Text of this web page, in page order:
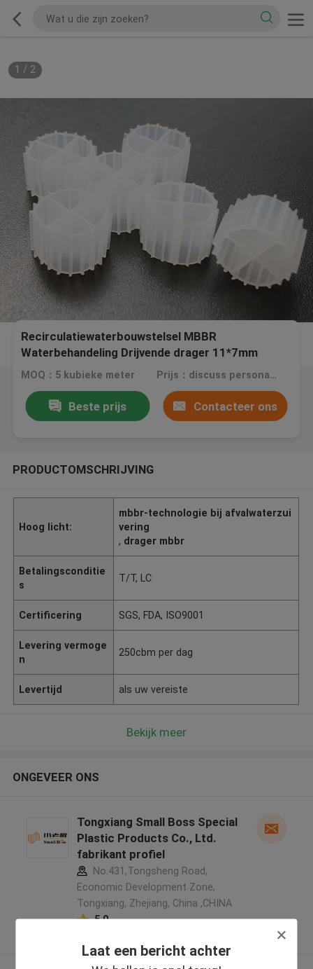
Laat een bericht achter
1 / 2
Recirculatiewaterbouwstelsel MBBR
Waterbehandeling Drijvende drager 11*7mm
MOQ：5 kubieke meter Prijs：discuss personally
Beste prijs Contacteer ons
PRODUCTOMSCHRIJVING
Hoog licht:
mbbr-technologie bij afvalwaterzui
vering
, drager mbbr
Betalingsconditie
s
T/T, LC
Certificering SGS, FDA, ISO9001
Levering vermoge
n
250cbm per dag
Levertijd als uw vereiste
Bekijk meer
ONGEVEER ONS
Tongxiang Small Boss Special
Plastic Products Co., Ltd.
fabrikant profiel
No.431,Tongsheng Road,
Economic Development Zone,
Tongxiang, Zhejiang, China ,CHINA
5.0